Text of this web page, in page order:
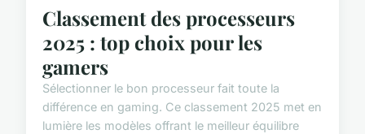
Classement des processeurs
2025 : top choix pour les
gamers
Sélectionner le bon processeur fait toute la
différence en gaming. Ce classement 2025 met en
lumière les modèles offrant le meilleur équilibre